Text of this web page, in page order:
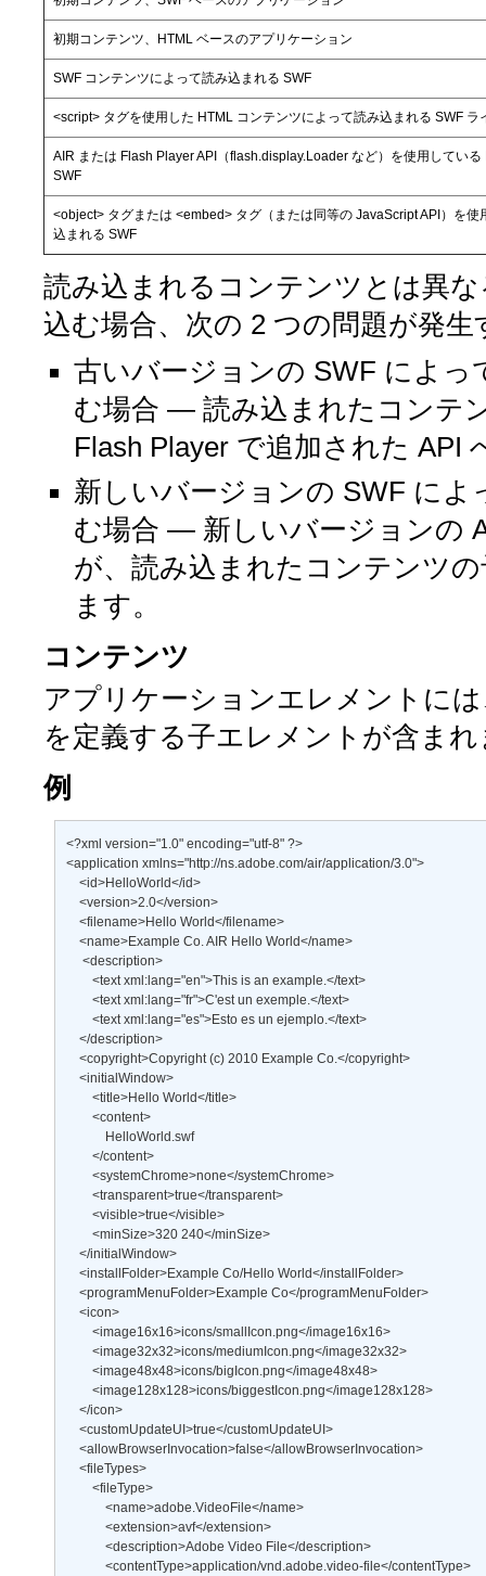
初期コンテンツ、HTML ベースのアプリケーション
SWF コンテンツによって読み込まれる SWF
<script> タグを使用した HTML コンテンツによって読み込まれる SWF ラ
AIR または Flash Player API（flash.display.Loader など）を使用してい
SWF
<object> タグまたは <embed> タグ（または同等の JavaScript API）を
込まれる SWF
読み込まれるコンテンツとは異
込む場合、次の 2 つの問題が発
古いバージョンの SWF によ
む場合 — 読み込まれたコンテ
Flash Player で追加された API
新しいバージョンの SWF に
む場合 — 新しいバージョンの
が、読み込まれたコンテンツ
ます。
コンテンツ
アプリケーションエレメントに
を定義する子エレメントが含まれ
例
<?xml version="1.0" encoding="utf-8" ?>
<application xmlns="http://ns.adobe.com/air/application/3.0">
    <id>HelloWorld</id>
    <version>2.0</version>
    <filename>Hello World</filename>
    <name>Example Co. AIR Hello World</name>
     <description>
        <text xml:lang="en">This is an example.</text>
        <text xml:lang="fr">C'est un exemple.</text>
        <text xml:lang="es">Esto es un ejemplo.</text>
    </description>
    <copyright>Copyright (c) 2010 Example Co.</copyright>
    <initialWindow>
        <title>Hello World</title>
        <content>
            HelloWorld.swf
        </content>
        <systemChrome>none</systemChrome>
        <transparent>true</transparent>
        <visible>true</visible>
        <minSize>320 240</minSize>
    </initialWindow>
    <installFolder>Example Co/Hello World</installFolder>
    <programMenuFolder>Example Co</programMenuFolder>
    <icon>
        <image16x16>icons/smallIcon.png</image16x16>
        <image32x32>icons/mediumIcon.png</image32x32>
        <image48x48>icons/bigIcon.png</image48x48>
        <image128x128>icons/biggestIcon.png</image128x128>
    </icon>
    <customUpdateUI>true</customUpdateUI>
    <allowBrowserInvocation>false</allowBrowserInvocation>
    <fileTypes>
        <fileType>
            <name>adobe.VideoFile</name>
            <extension>avf</extension>
            <description>Adobe Video File</description>
            <contentType>application/vnd.adobe.video-file</contentType>